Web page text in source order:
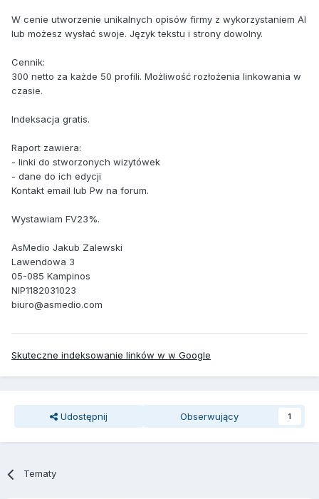
W cenie utworzenie unikalnych opisów firmy z wykorzystaniem AI
lub możesz wysłać swoje. Język tekstu i strony dowolny.
Cennik:
300 netto za każde 50 profili. Możliwość rozłożenia linkowania w
czasie.
Indeksacja gratis.
Raport zawiera:
- linki do stworzonych wizytówek
- dane do ich edycji
Kontakt email lub Pw na forum.
Wystawiam FV23%.
AsMedio Jakub Zalewski
Lawendowa 3
05-085 Kampinos
NIP1182031023
biuro@asmedio.com
Skuteczne indeksowanie linków w w Google
Udostępnij Obserwujący 1
Tematy